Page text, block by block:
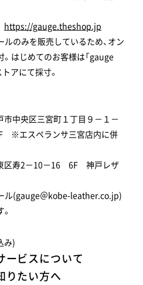
https://gauge.theshop.jp
のみを販売しているため、オン
はじめてのお客様は「gauge
アにて採寸。
市中央区三宮町１丁目９－１－
※エスペランサ三宮店内に併
区寿2－10－16 6F 神戸レザ
(gauge＠kobe-leather.co.jp)
み)
ービスについて
りたい方へ